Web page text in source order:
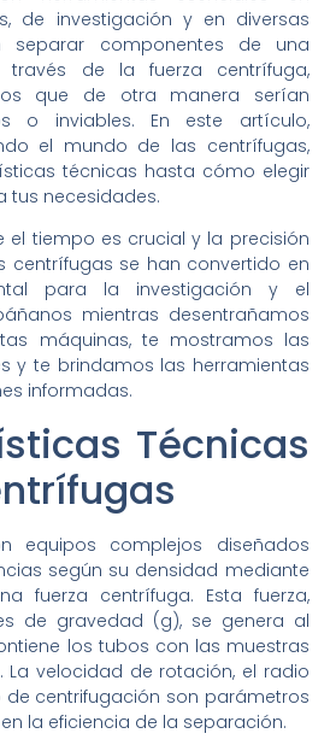
de investigación y en diversas
separar componentes de una
de la fuerza centrífuga,
que de otra manera serían
o inviables. En este artículo,
el mundo de las centrífugas,
técnicas hasta cómo elegir
tus necesidades.
el tiempo es crucial y la precisión
centrífugas se han convertido en
para la investigación y el
mientras desentrañamos
máquinas, te mostramos las
y te brindamos las herramientas
informadas.
Técnicas
equipos complejos diseñados
según su densidad mediante
fuerza centrífuga. Esta fuerza,
de gravedad (g), se genera al
los tubos con las muestras
La velocidad de rotación, el radio
centrifugación son parámetros
la eficiencia de la separación.